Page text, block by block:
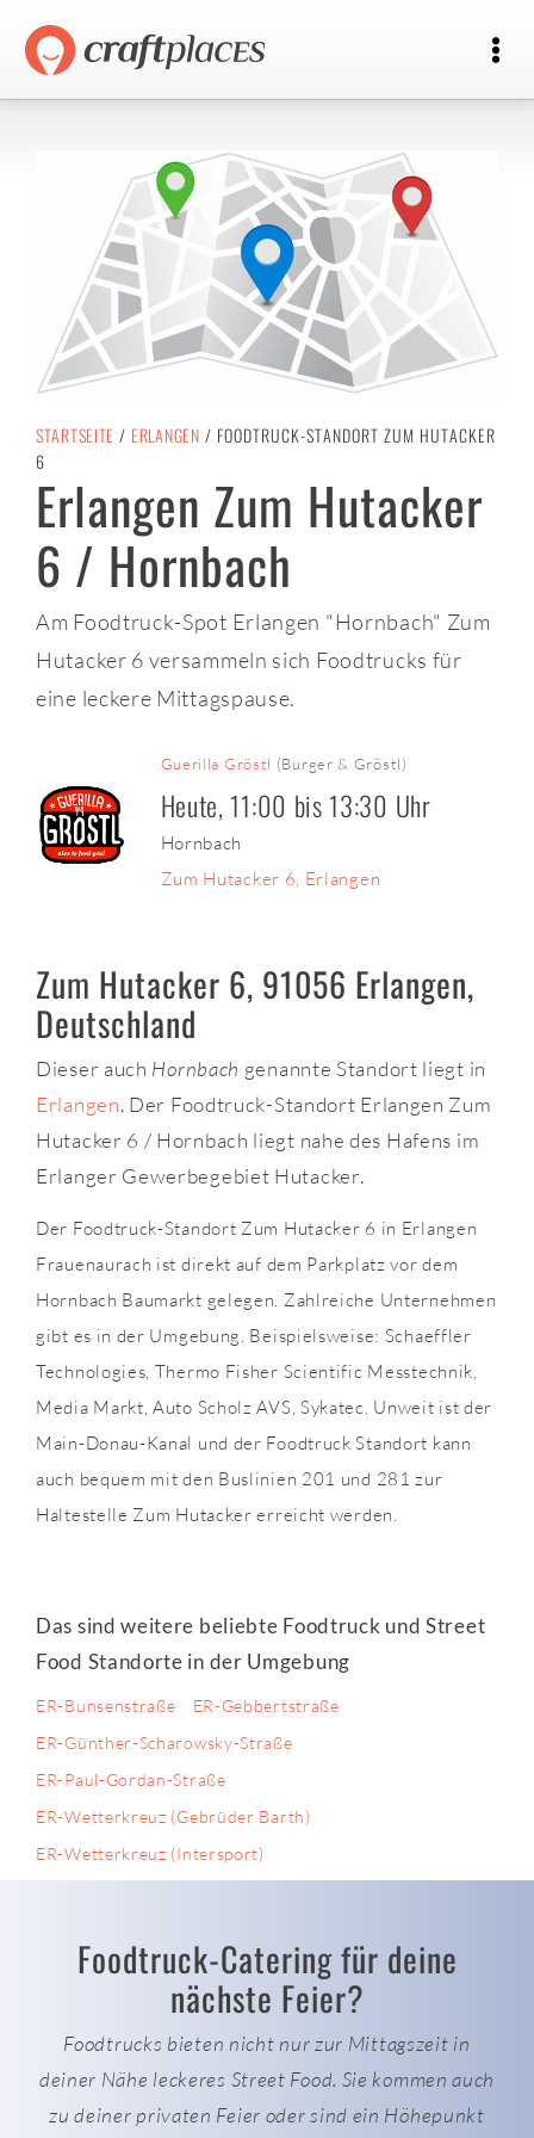
STARTSEITE / ERLANGEN / FOODTRUCK-STANDORT ZUM HUTACKER
6
Erlangen Zum Hutacker
6 / Hornbach
Am Foodtruck-Spot Erlangen "Hornbach" Zum
Hutacker 6 versammeln sich Foodtrucks für
eine leckere Mittagspause.
Guerilla Gröstl (Burger & Gröstl)
Heute, 11:00 bis 13:30 Uhr
Hornbach
Zum Hutacker 6, Erlangen
Zum Hutacker 6, 91056 Erlangen,
Deutschland
Dieser auch Hornbach genannte Standort liegt in
Erlangen. Der Foodtruck-Standort Erlangen Zum
Hutacker 6 / Hornbach liegt nahe des Hafens im
Erlanger Gewerbegebiet Hutacker.
Der Foodtruck-Standort Zum Hutacker 6 in Erlangen
Frauenaurach ist direkt auf dem Parkplatz vor dem
Hornbach Baumarkt gelegen. Zahlreiche Unternehmen
gibt es in der Umgebung. Beispielsweise: Schaeffler
Technologies, Thermo Fisher Scientific Messtechnik,
Media Markt, Auto Scholz AVS, Sykatec. Unweit ist der
Main-Donau-Kanal und der Foodtruck Standort kann
auch bequem mit den Buslinien 201 und 281 zur
Haltestelle Zum Hutacker erreicht werden.
Das sind weitere beliebte Foodtruck und Street
Food Standorte in der Umgebung
ER-Bunsenstraße
ER-Gebbertstraße
ER-Günther-Scharowsky-Straße
ER-Paul-Gordan-Straße
ER-Wetterkreuz (Gebrüder Barth)
ER-Wetterkreuz (Intersport)
Foodtruck-Catering für deine
nächste Feier?
Foodtrucks bieten nicht nur zur Mittagszeit in
deiner Nähe leckeres Street Food. Sie kommen auch
zu deiner privaten Feier oder sind ein Höhepunkt